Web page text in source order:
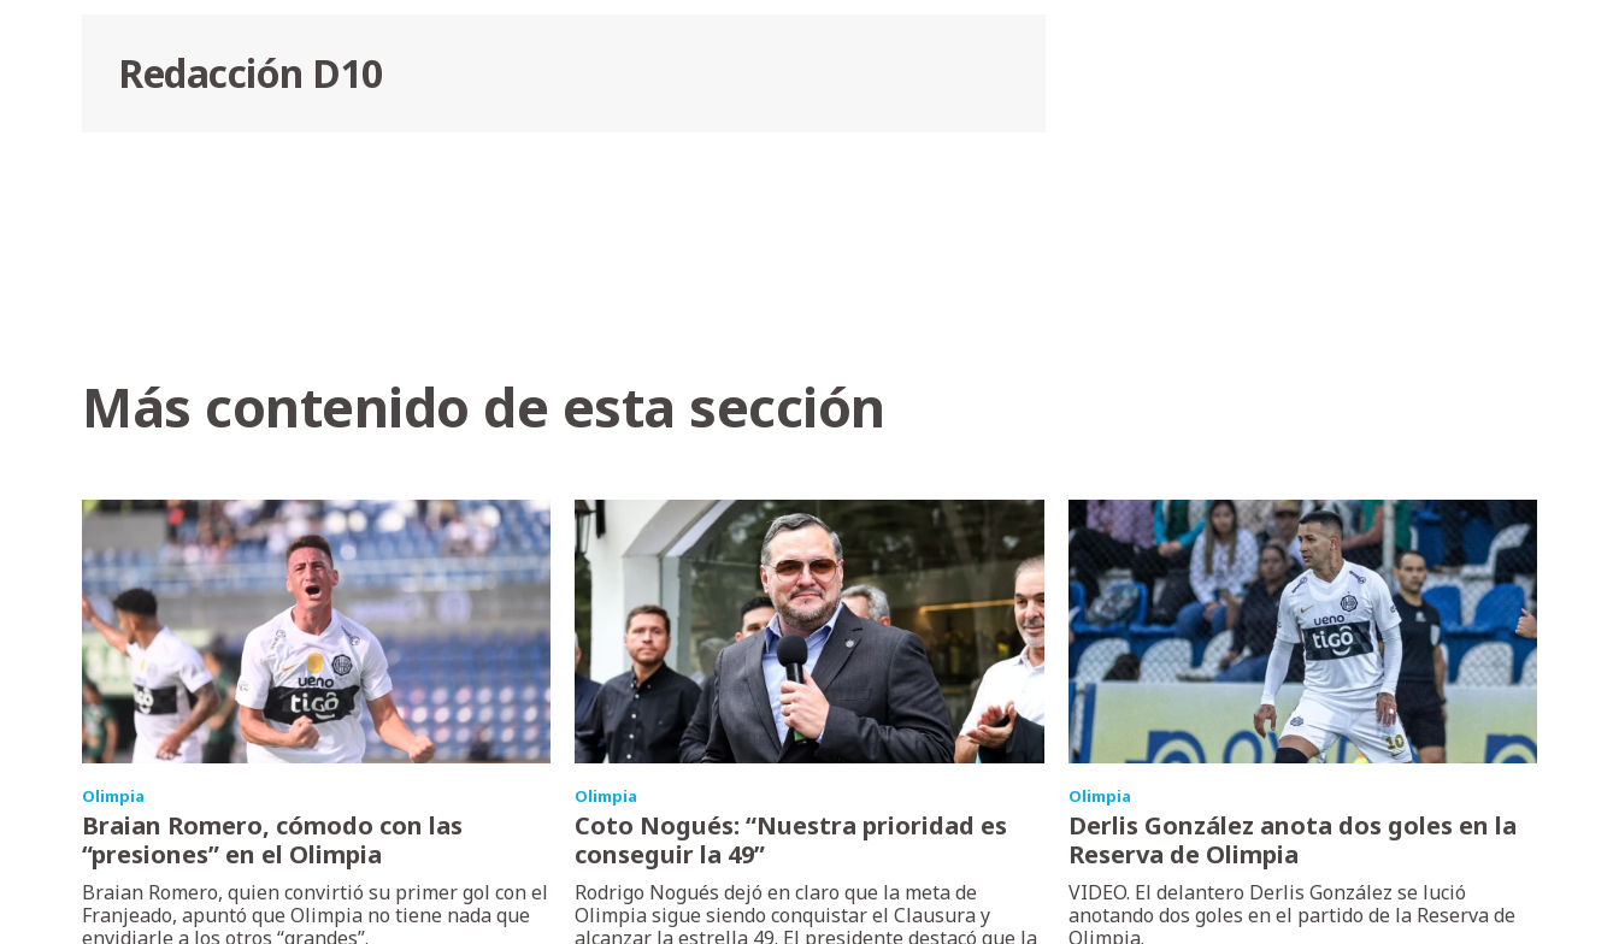
Redacción D10
Más contenido de esta sección
Olimpia
Braian Romero, cómodo con las
“presiones” en el Olimpia
Braian Romero, quien convirtió su primer gol con el
Franjeado, apuntó que Olimpia no tiene nada que
envidiarle a los otros “grandes”.
Olimpia
Coto Nogués: “Nuestra prioridad es
conseguir la 49”
Rodrigo Nogués dejó en claro que la meta de
Olimpia sigue siendo conquistar el Clausura y
alcanzar la estrella 49. El presidente destacó que la
Olimpia
Derlis González anota dos goles en la
Reserva de Olimpia
VIDEO. El delantero Derlis González se lució
anotando dos goles en el partido de la Reserva de
Olimpia.